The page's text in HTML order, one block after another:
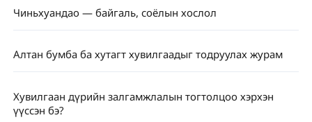
Чиньхуандао — байгаль, соёлын хослол
Алтан бумба ба хутагт хувилгаадыг тодруулах журам
Хувилгаан дүрийн залгамжлалын тогтолцоо хэрхэн
үүссэн бэ?